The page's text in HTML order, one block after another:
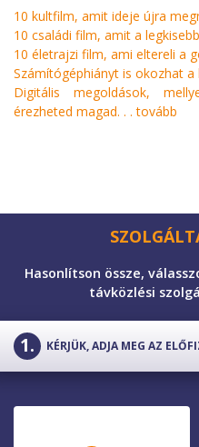
10 kultfilm, amit ideje újra
10 családi film, amit a
10 életrajzi film, ami eltereli a
Számítógéphiányt is okozhat a
Digitális megoldások,
érezheted magad. . .tovább
Hasonlítson össze,
távközlési
KÉRJÜK, ADJA MEG AZ